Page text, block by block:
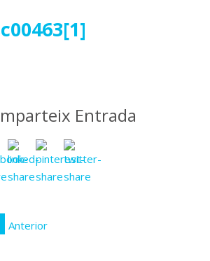
Entrada
Anterior